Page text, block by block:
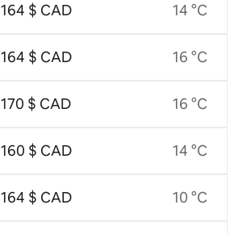
164 $ CAD
164 $ CAD
170 $ CAD
160 $ CAD
164 $ CAD
14 °C
16 °C
16 °C
14 °C
10 °C